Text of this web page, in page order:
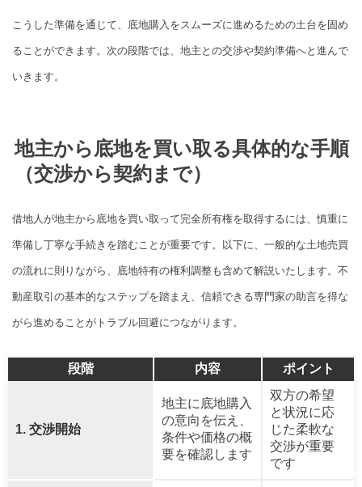
こうした準備を通じて、底地購入をスムーズに進めるための土台を固め
ることができます。次の段階では、地主との交渉や契約準備へと進んで
いきます。
地主から底地を買い取る具体的な手順
（交渉から契約まで）
借地人が地主から底地を買い取って完全所有権を取得するには、慎重に
準備し丁寧な手続きを踏むことが重要です。以下に、一般的な土地売買
の流れに則りながら、底地特有の権利調整も含めて解説いたします。不
動産取引の基本的なステップを踏まえ、信頼できる専門家の助言を得な
がら進めることがトラブル回避につながります。
段階 内容 ポイント
1. 交渉開始
地主に底地購入
の意向を伝え、
条件や価格の概
要を確認します
双方の希望
と状況に応
じた柔軟な
交渉が重要
です